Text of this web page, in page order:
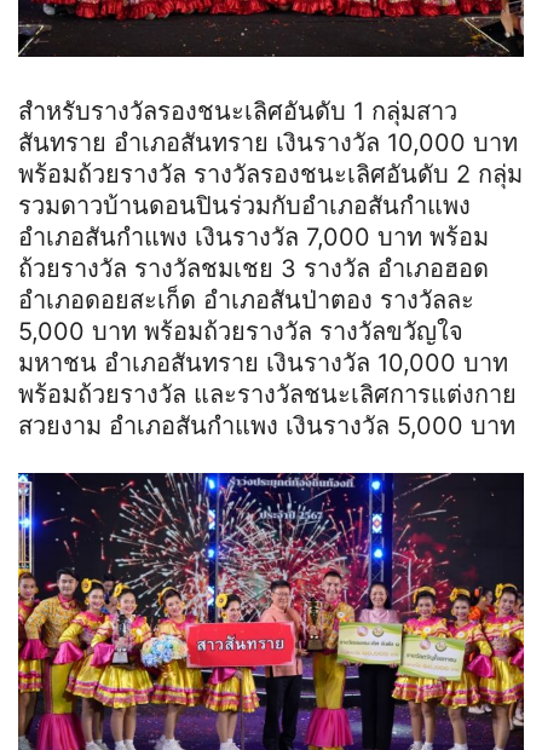
สำหรับรางวัลรองชนะเลิศอันดับ 1 กลุ่มสาว
สันทราย อำเภอสันทราย เงินรางวัล 10,000 บาท
พร้อมถ้วยรางวัล รางวัลรองชนะเลิศอันดับ 2 กลุ่ม
รวมดาวบ้านดอนปินร่วมกับอำเภอสันกำแพง
อำเภอสันกำแพง เงินรางวัล 7,000 บาท พร้อม
ถ้วยรางวัล รางวัลชมเชย 3 รางวัล อำเภอฮอด
อำเภอดอยสะเก็ด อำเภอสันป่าตอง รางวัลละ
5,000 บาท พร้อมถ้วยรางวัล รางวัลขวัญใจ
มหาชน อำเภอสันทราย เงินรางวัล 10,000 บาท
พร้อมถ้วยรางวัล และรางวัลชนะเลิศการแต่งกาย
สวยงาม อำเภอสันกำแพง เงินรางวัล 5,000 บาท